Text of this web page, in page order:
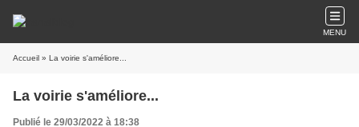
MENU
Accueil » La voirie s'améliore...
La voirie s'améliore...
Publié le 29/03/2022 à 18:38